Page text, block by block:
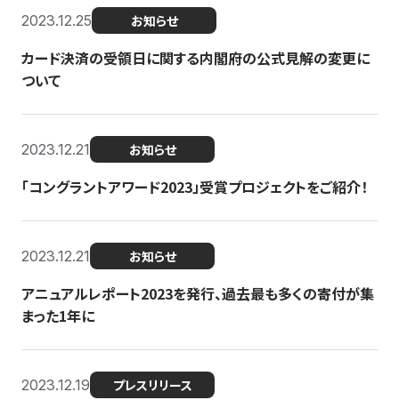
2023.12.25 お知らせ
カード決済の受領日に関する内閣府の公式見解の変更に
ついて
2023.12.21 お知らせ
「コングラントアワード2023」受賞プロジェクトをご紹介！
2023.12.21 お知らせ
アニュアルレポート2023を発行、過去最も多くの寄付が集
まった1年に
2023.12.19 プレスリリース